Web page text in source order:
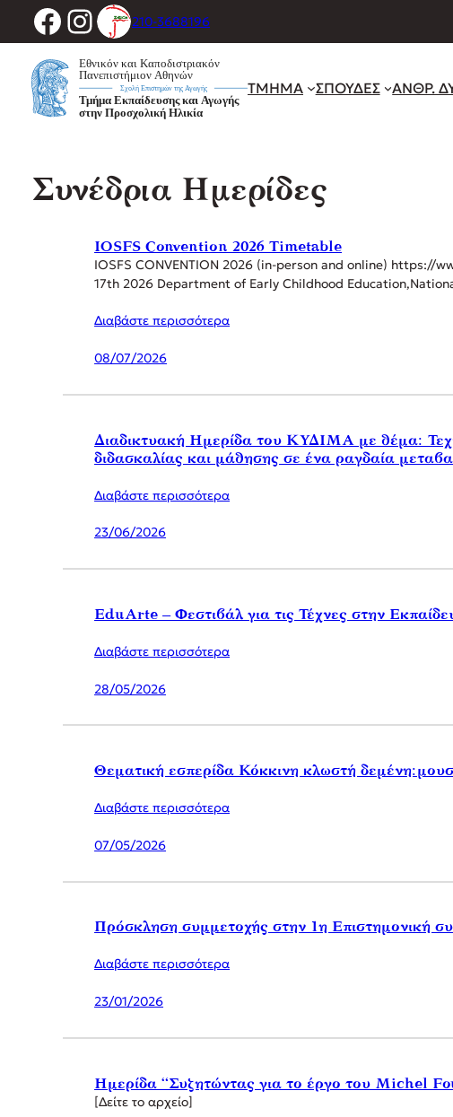
Μετάβαση
περιεχόμενο
Facebook
Instagram
210-3688196
ΤΜΗΜΑ ΣΠΟΥΔΕΣ ΑΝΘΡ.
Συνέδρια Ημερίδες
IOSFS Convention 2026 Timetable
IOSFS CONVENTION 2026 (in-person and online) https://
17th 2026 Department of Early Childhood
Διαβάστε περισσότερα
08/07/2026
Διαδικτυακή Ημερίδα του ΚΥΔΙΜΑ με θέμα:
διδασκαλίας και μάθησης σε ένα ραγδαία
Διαβάστε περισσότερα
23/06/2026
EduArte – Φεστιβάλ για τις Τέχνες στην
Διαβάστε περισσότερα
28/05/2026
Θεματική εσπερίδα Κόκκινη κλωστή
Διαβάστε περισσότερα
07/05/2026
Πρόσκληση συμμετοχής στην 1η Επιστημονική
Διαβάστε περισσότερα
23/01/2026
Ημερίδα “Συζητώντας για το έργο του Michel
[Δείτε το αρχείο]